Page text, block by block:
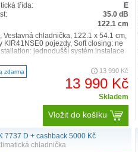
třída:
E
35.0 dB
122.1 cm
Vestavná chladnička, 122.1 x 54.1 cm,
KIR41NSE0 pojezdy, Soft closing: ne
jednodušší systém instalace
zdarma 13 990 Kč
13 990 Kč
Skladem
Vložit do košíku
7737 D + cashback 5000 Kč
chladnička